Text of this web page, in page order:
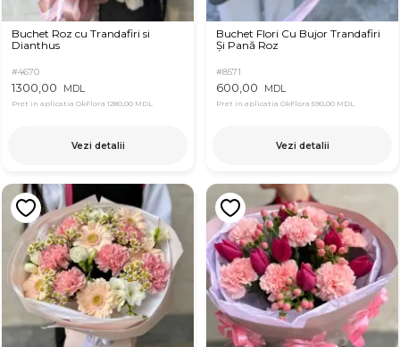
Buchet Roz cu Trandafiri si
Dianthus
#4670
1300,00 MDL
Pret in aplicatia OkFlora 1280,00 MDL
Vezi detalii
Buchet Flori Cu Bujor Trandafiri
Și Pană Roz
#8571
600,00 MDL
Pret in aplicatia OkFlora 590,00 MDL
Vezi detalii